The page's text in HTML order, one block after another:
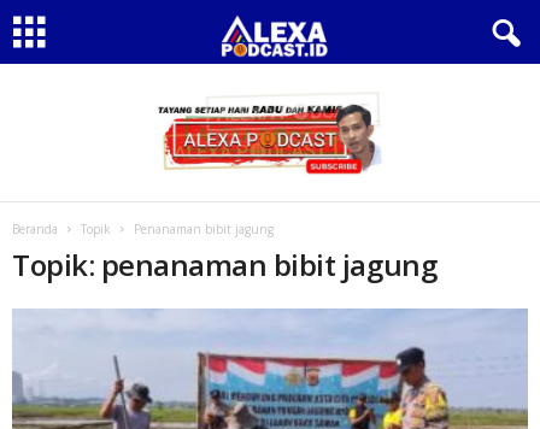
Beranda Topik Penanaman bibit jagung
Topik: penanaman bibit jagung